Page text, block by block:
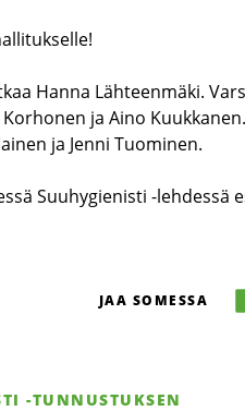
Hanna Lähteenmäki.
Korhonen ja Aino
ja Jenni Tuominen.
Suuhygienisti -lehdessä
JAA SOMESSA
-TUNNUSTUKSEN